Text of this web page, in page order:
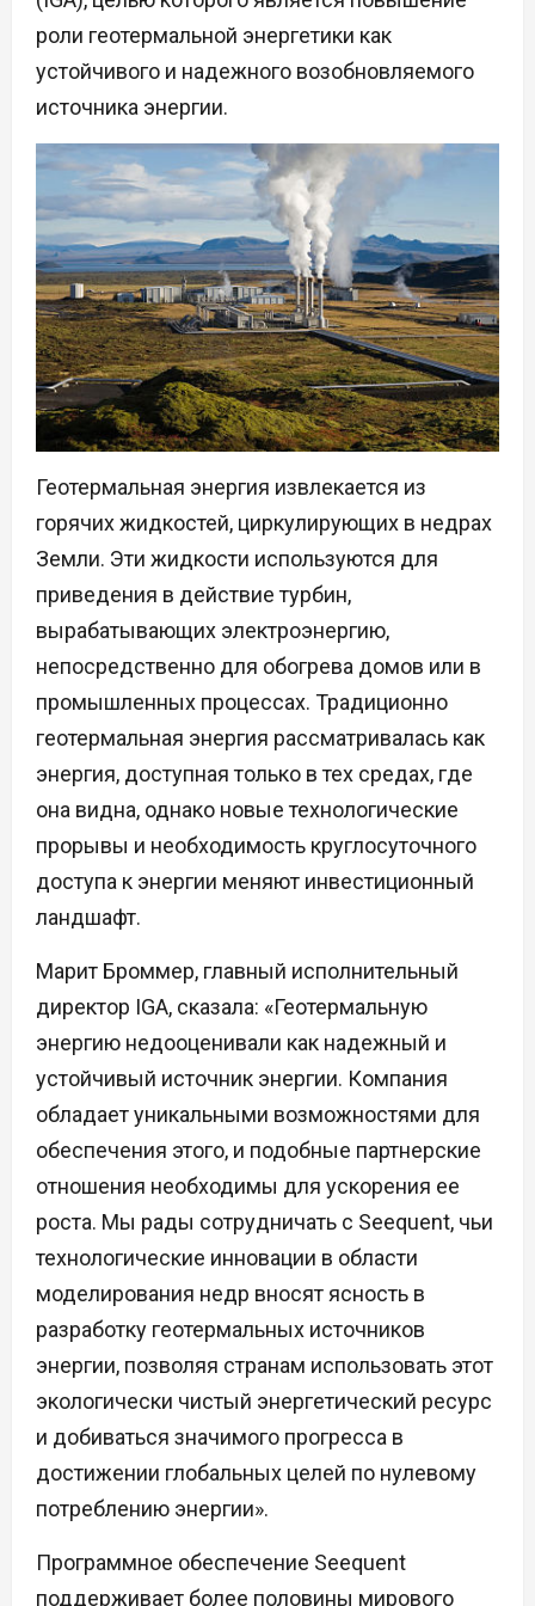
роли геотермальной энергетики как
устойчивого и надежного возобновляемого
источника энергии.
Геотермальная энергия извлекается из
горячих жидкостей, циркулирующих в недрах
Земли. Эти жидкости используются для
приведения в действие турбин,
вырабатывающих электроэнергию,
непосредственно для обогрева домов или в
промышленных процессах. Традиционно
геотермальная энергия рассматривалась как
энергия, доступная только в тех средах, где
она видна, однако новые технологические
прорывы и необходимость круглосуточного
доступа к энергии меняют инвестиционный
ландшафт.
Марит Броммер, главный исполнительный
директор IGA, сказала: «Геотермальную
энергию недооценивали как надежный и
устойчивый источник энергии. Компания
обладает уникальными возможностями для
обеспечения этого, и подобные партнерские
отношения необходимы для ускорения ее
роста. Мы рады сотрудничать с Seequent, чьи
технологические инновации в области
моделирования недр вносят ясность в
разработку геотермальных источников
энергии, позволяя странам использовать этот
экологически чистый энергетический ресурс
и добиваться значимого прогресса в
достижении глобальных целей по нулевому
потреблению энергии».
Программное обеспечение Seequent
поддерживает более половины мирового